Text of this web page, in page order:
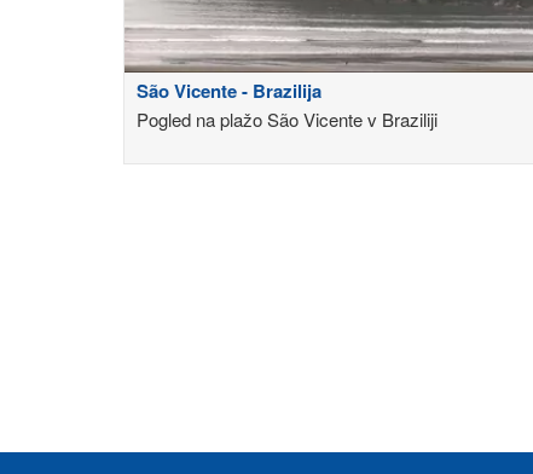
São Vicente - Brazilija
Pogled na plažo São Vicente v Braziliji